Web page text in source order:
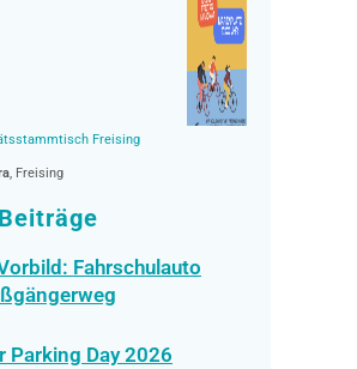
Freising
, Freising
Fahrschulauto
Parking Day 2026